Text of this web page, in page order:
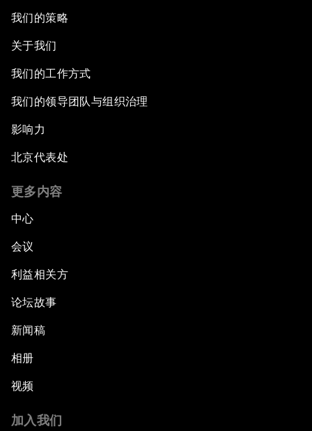
我们的策略
关于我们
我们的工作方式
我们的领导团队与组织治理
影响力
北京代表处
更多内容
中心
会议
利益相关方
论坛故事
新闻稿
相册
视频
加入我们